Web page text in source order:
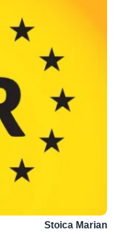
Stoica Marian